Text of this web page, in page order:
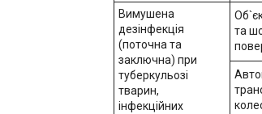
Вимушена
дезінфекція
(поточна та
заключна) при
туберкульозі
тварин,
інфекційних
та